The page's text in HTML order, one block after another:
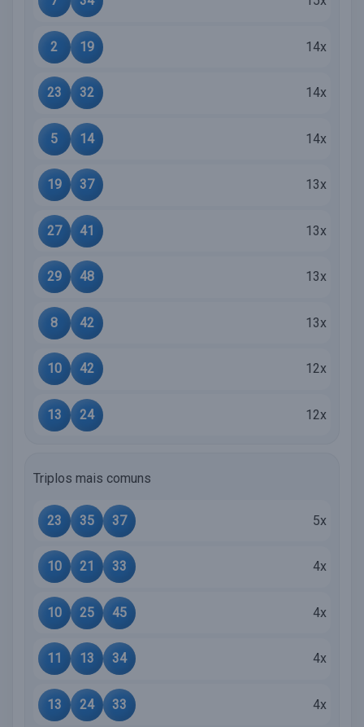
2 19 14x
23 32 14x
5 14 14x
19 37 13x
27 41 13x
29 48 13x
8 42 13x
10 42 12x
13 24 12x
Triplos mais comuns
23 35 37 5x
10 21 33 4x
10 25 45 4x
11 13 34 4x
13 24 33 4x